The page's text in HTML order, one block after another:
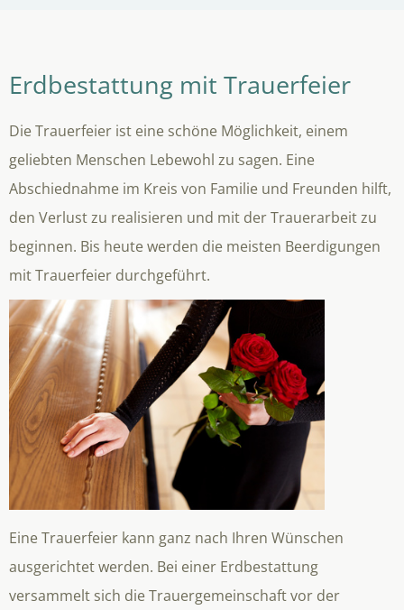
Erdbestattung mit Trauerfeier
Die Trauerfeier ist eine schöne Möglichkeit, einem
geliebten Menschen Lebewohl zu sagen. Eine
Abschiednahme im Kreis von Familie und Freunden hilft,
den Verlust zu realisieren und mit der Trauerarbeit zu
beginnen. Bis heute werden die meisten Beerdigungen
mit Trauerfeier durchgeführt.
Eine Trauerfeier kann ganz nach Ihren Wünschen
ausgerichtet werden. Bei einer Erdbestattung
versammelt sich die Trauergemeinschaft vor der